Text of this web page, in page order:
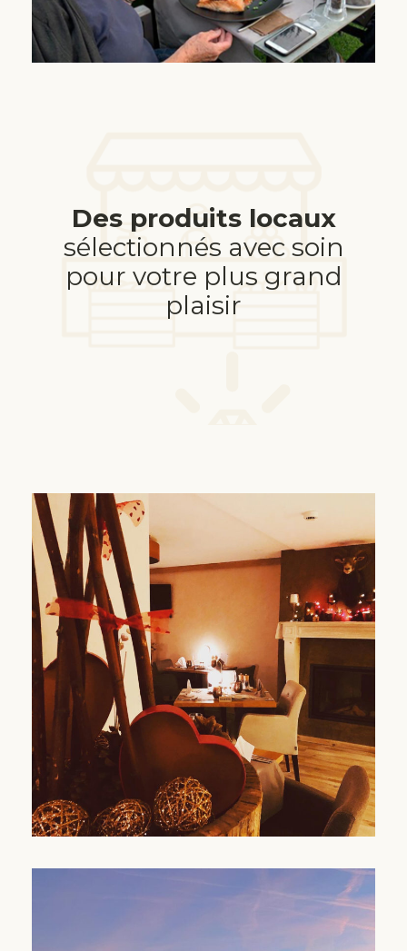
Des produits locaux
sélectionnés avec soin
pour votre plus grand
plaisir